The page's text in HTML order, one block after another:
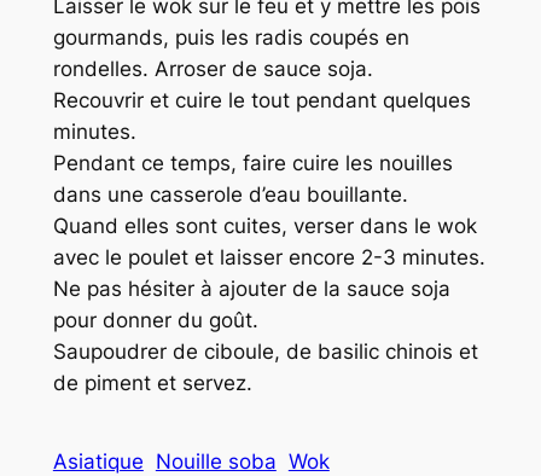
Laisser le wok sur le feu et y mettre les pois
gourmands, puis les radis coupés en
rondelles. Arroser de sauce soja.
Recouvrir et cuire le tout pendant quelques
minutes.
Pendant ce temps, faire cuire les nouilles
dans une casserole d’eau bouillante.
Quand elles sont cuites, verser dans le wok
avec le poulet et laisser encore 2-3 minutes.
Ne pas hésiter à ajouter de la sauce soja
pour donner du goût.
Saupoudrer de ciboule, de basilic chinois et
de piment et servez.
Asiatique Nouille soba Wok